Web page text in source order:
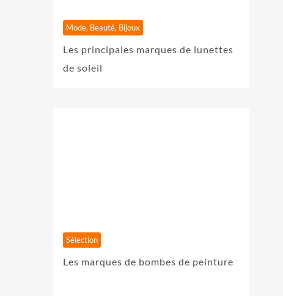
Mode, Beauté, Bijoux
Les principales marques de lunettes
de soleil
Sélection
Les marques de bombes de peinture